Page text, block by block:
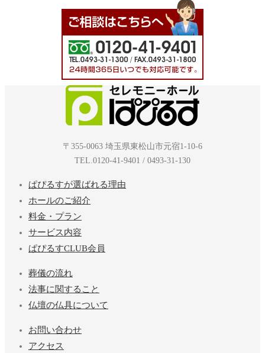
〒355-0063 埼玉県東松山市元宿1-10-6
TEL.0120-41-9401 / 0493-31-130
ぱぴるすが選ばれる理由
ホールのご紹介
料金・プラン
サービス内容
ぱぴるすCLUB会員
葬儀の流れ
法事に関すること
仏壇の仏具について
お問い合わせ
アクセス